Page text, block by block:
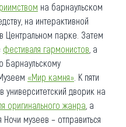
на барнаульском
на интерактивной
Центральном парке. Затем
фестиваля гармонистов , а
Барнаульскому
«Мир камня» . К пяти
университетский дворик на
оригинального жанра , а
музеев – отправиться